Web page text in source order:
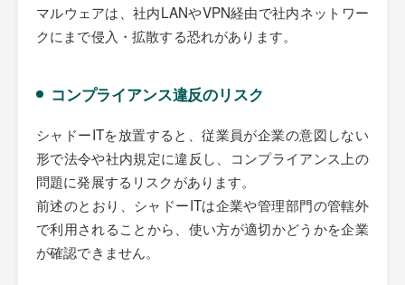
マルウェアは、社内LANやVPN経由で社内ネットワー
クにまで侵入・拡散する恐れがあります。
コンプライアンス違反のリスク
シャドーITを放置すると、従業員が企業の意図しない
形で法令や社内規定に違反し、コンプライアンス上の
問題に発展するリスクがあります。
前述のとおり、シャドーITは企業や管理部門の管轄外
で利用されることから、使い方が適切かどうかを企業
が確認できません。